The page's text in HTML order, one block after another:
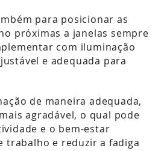
para posicionar as
próximas a janelas sempre
com iluminação
e adequada para
de maneira adequada,
agradável, o qual pode
e o bem-estar
trabalho e reduzir a fadiga